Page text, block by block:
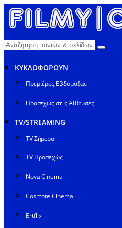
ΚΥΚΛΟΦΟΡΟΥΝ
Πρεμιέρες Εβδομάδας
Προσεχώς στις Αίθουσες
TV/STREAMING
TV Σήμερα
TV Προσεχώς
Nova Cinema
Cosmote Cinema
Ertflix